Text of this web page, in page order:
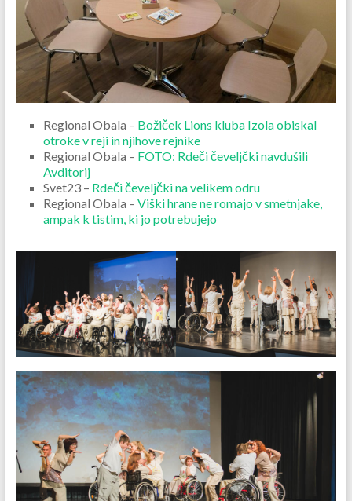
Regional Obala – Božiček Lions kluba Izola obiskal
otroke v reji in njihove rejnike
Regional Obala – FOTO: Rdeči čeveljčki navdušili
Avditorij
Svet23 – Rdeči čeveljčki na velikem odru
Regional Obala – Viški hrane ne romajo v smetnjake,
ampak k tistim, ki jo potrebujejo